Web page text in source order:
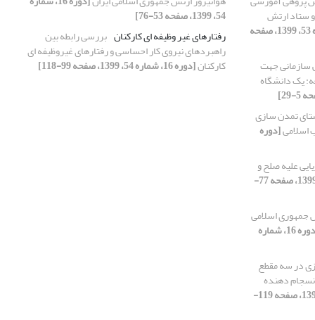
ستاد ارتش
[دوره 16، شماره 53، 1399، صفحه
جهت
یک دانشگاه
تمدن سازی
اسلامی[دوره
علیه صلح و
[دوره 16، شماره 54، 1399، صفحه 77-
جمهوری اسلامی
[دوره 16، شماره
در سه مقطع
دهنده
[دوره 16، شماره 54، 1399، صفحه 119-
54، 1399، صفحه 53-76]
رفتارهای غیر وظیفه ای کارکنان بررسی رابطه بین
راهبردهای نیروی کار احساسی و رفتارهای غیروظیفه ای
کارکنان[دوره 16، شماره 54، 1399، صفحه 99-118]